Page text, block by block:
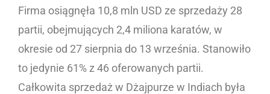
Firma osiągnęła 10,8 mln USD ze sprzedaży 28
partii, obejmujących 2,4 miliona karatów, w
okresie od 27 sierpnia do 13 września. Stanowiło
to jedynie 61% z 46 oferowanych partii.
Całkowita sprzedaż w Dżajpurze w Indiach była